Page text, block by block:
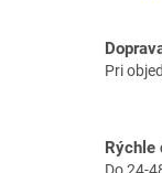
Pri
Rýchle